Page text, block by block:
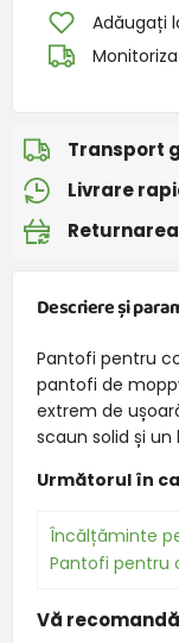
Adăugați
Transport
Livrare
Descriere și
Pantofi pentru
pantofi de
extrem de
scaun solid și
Următorul în
Încălțăminte
Pantofi pentru
Vă